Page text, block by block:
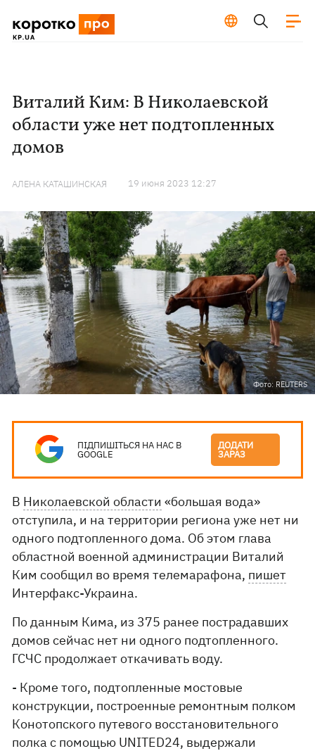
Виталий Ким: В Николаевской
области уже нет подтопленных
домов
АЛЕНА КАТАШИНСКАЯ 19 июня 2023 12:27
Фото: REUTERS
ПІДПИШІТЬСЯ НА НАС В
GOOGLE
ДОДАТИ
ЗАРАЗ
В Николаевской области «большая вода»
отступила, и на территории региона уже нет ни
одного подтопленного дома. Об этом глава
областной военной администрации Виталий
Ким сообщил во время телемарафона, пишет
Интерфакс-Украина.
По данным Кима, из 375 ранее пострадавших
домов сейчас нет ни одного подтопленного.
ГСЧС продолжает откачивать воду.
- Кроме того, подтопленные мостовые
конструкции, построенные ремонтным полком
Конотопского путевого восстановительного
полка с помощью UNITED24, выдержали